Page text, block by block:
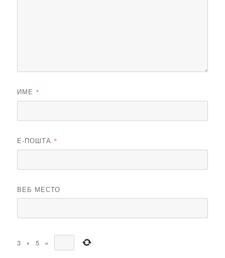
ИМЕ *
Е-ПОШТА *
ВЕБ МЕСТО
3 × 5 =